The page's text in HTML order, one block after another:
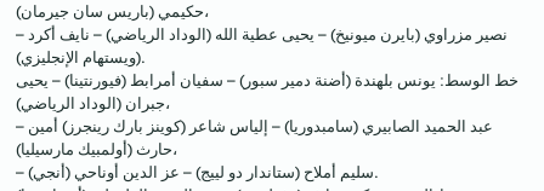
حكيمي (باريس سان جيرمان)،
– نصير مزراوي (بايرن ميونيخ) – يحيى عطية الله (الوداد الرياضي) – نايف أكرد
(ويستهام الإنجليزي).
خط الوسط: يونس بلهندة (أضنة دمير سبور) – سفيان أمرابط (فيورنتينا) – يحيى
جبران (الوداد الرياضي)،
– عبد الحميد الصابيري (سامبدوريا) – إلياس شاعر (كوينز بارك رينجرز) أمين
حارث (أولمبيك مارسيليا)،
– سليم أملاح (ستاندار دو لييج) – عز الدين أوناحي (أنجي).